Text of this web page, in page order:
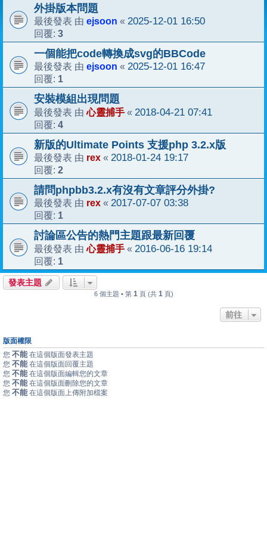
外掛版本問題
最後發表 由 ejsoon « 2025-12-01 16:50
回覆: 3
一個能把code轉換成svg的BBCode
最後發表 由 ejsoon « 2025-12-01 16:47
回覆: 1
安裝模組出現問題
最後發表 由心靈捕手 « 2018-04-21 07:41
回覆: 4
新版的Ultimate Points 支援php 3.2.x版
最後發表 由 rex « 2018-01-24 19:17
回覆: 2
請問phpbb3.2.x有沒有文章評分外掛?
最後發表 由 rex « 2017-07-07 03:38
回覆: 1
討論區公告的熱門主題跟最新回覆
最後發表 由心靈捕手 « 2016-06-16 19:14
回覆: 1
發表主題
6 個主題 • 第 1 頁 (共 1 頁)
前往
版面權限
您 不能 在這個版面發表主題
您 不能 在這個版面回覆主題
您 不能 在這個版面編輯您的文章
您 不能 在這個版面刪除您的文章
您 不能 在這個版面上傳附加檔案